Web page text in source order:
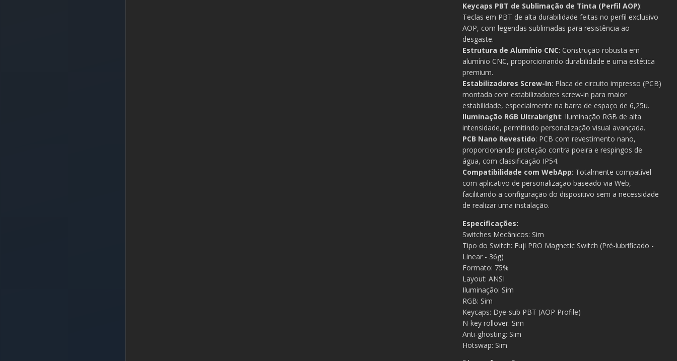
Keycaps PBT de Sublimação de Tinta (Perfil AOP):
Teclas em PBT de alta durabilidade feitas no perfil exclusivo
AOP, com legendas sublimadas para resistência ao
desgaste.
Estrutura de Alumínio CNC: Construção robusta em
alumínio CNC, proporcionando durabilidade e uma estética
premium.
Estabilizadores Screw-In: Placa de circuito impresso (PCB)
montada com estabilizadores screw-in para maior
estabilidade, especialmente na barra de espaço de 6,25u.
Iluminação RGB Ultrabright: Iluminação RGB de alta
intensidade, permitindo personalização visual avançada.
PCB Nano Revestido: PCB com revestimento nano,
proporcionando proteção contra poeira e respingos de
água, com classificação IP54.
Compatibilidade com WebApp: Totalmente compatível
com aplicativo de personalização baseado via Web,
facilitando a configuração do dispositivo sem a necessidade
de realizar uma instalação.
Especificações:
Switches Mecânicos: Sim
Tipo do Switch: Fuji PRO Magnetic Switch (Pré-lubrificado -
Linear - 36g)
Formato: 75%
Layout: ANSI
Iluminação: Sim
RGB: Sim
Keycaps: Dye-sub PBT (AOP Profile)
N-key rollover: Sim
Anti-ghosting: Sim
Hotswap: Sim